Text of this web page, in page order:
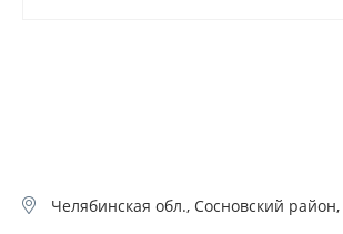
Челябинская обл., Сосновский